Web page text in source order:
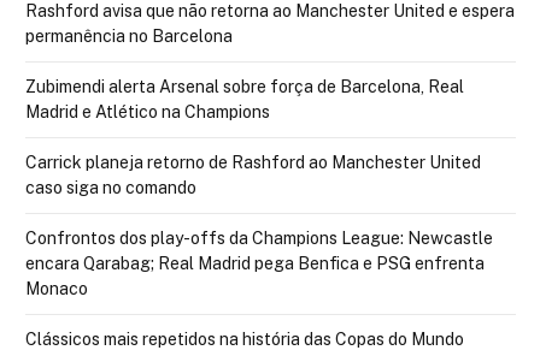
Rashford avisa que não retorna ao Manchester United e espera
permanência no Barcelona
Zubimendi alerta Arsenal sobre força de Barcelona, Real
Madrid e Atlético na Champions
Carrick planeja retorno de Rashford ao Manchester United
caso siga no comando
Confrontos dos play-offs da Champions League: Newcastle
encara Qarabag; Real Madrid pega Benfica e PSG enfrenta
Monaco
Clássicos mais repetidos na história das Copas do Mundo